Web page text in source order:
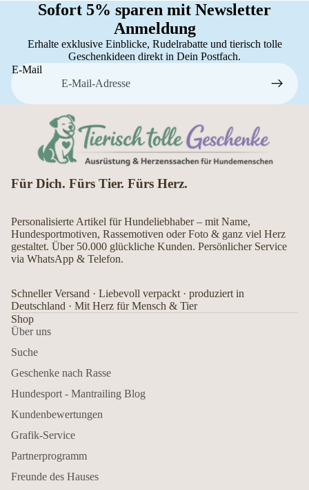
Sofort 5% sparen mit Newsletter
Anmeldung
Erhalte exklusive Einblicke, Rudelrabatte und tierisch tolle
Geschenkideen direkt in Dein Postfach.
E-Mail
Für Dich. Fürs Tier. Fürs Herz.
Personalisierte Artikel für Hundeliebhaber – mit Name,
Hundesportmotiven, Rassemotiven oder Foto & ganz viel Herz
gestaltet. Über 50.000 glückliche Kunden. Persönlicher Service
via WhatsApp & Telefon.
Schneller Versand · Liebevoll verpackt · produziert in
Deutschland · Mit Herz für Mensch & Tier
Shop
Über uns
Suche
Geschenke nach Rasse
Hundesport - Mantrailing Blog
Kundenbewertungen
Grafik-Service
Partnerprogramm
Freunde des Hauses